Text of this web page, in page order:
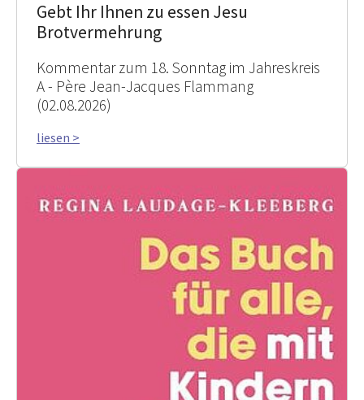
Gebt Ihr Ihnen zu essen Jesu
Brotvermehrung
Kommentar zum 18. Sonntag im Jahreskreis
A - Père Jean-Jacques Flammang
(02.08.2026)
liesen >